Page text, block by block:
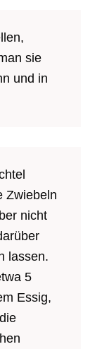
sie
und in
Zwiebeln
nicht
lassen.
5
Essig,